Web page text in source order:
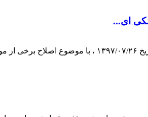
ای...
یک مجمع تشکیل شده دیگر: مجمع عمومی فوق العاده انجمن